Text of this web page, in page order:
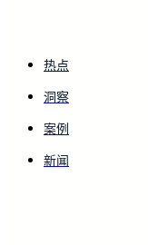
热点
洞察
案例
新闻